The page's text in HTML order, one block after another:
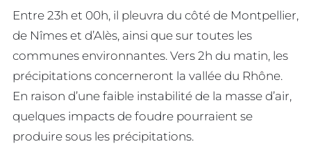
Entre 23h et 00h, il pleuvra du côté de Montpellier,
de Nîmes et d’Alès, ainsi que sur toutes les
communes environnantes. Vers 2h du matin, les
précipitations concerneront la vallée du Rhône.
En raison d’une faible instabilité de la masse d’air,
quelques impacts de foudre pourraient se
produire sous les précipitations.